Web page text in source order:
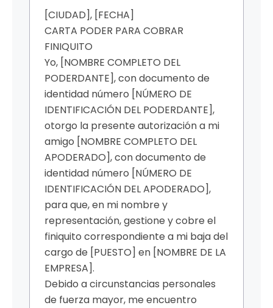
[CIUDAD], [FECHA]
CARTA PODER PARA COBRAR
FINIQUITO
Yo, [NOMBRE COMPLETO DEL
PODERDANTE], con documento de
identidad número [NÚMERO DE
IDENTIFICACIÓN DEL PODERDANTE],
otorgo la presente autorización a mi
amigo [NOMBRE COMPLETO DEL
APODERADO], con documento de
identidad número [NÚMERO DE
IDENTIFICACIÓN DEL APODERADO],
para que, en mi nombre y
representación, gestione y cobre el
finiquito correspondiente a mi baja del
cargo de [PUESTO] en [NOMBRE DE LA
EMPRESA].
Debido a circunstancias personales
de fuerza mayor, me encuentro